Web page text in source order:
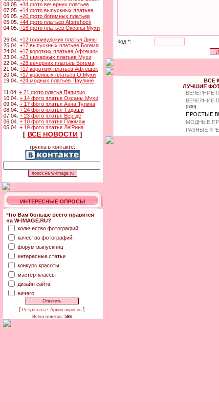
08.05. +34 фото вечерних платьев
07.05. +14 фото выпускных платьев
06.05. +20 фото богемных платьев
05.05. +44 фото платьев Aftershock
04.05. +16 фото платьев Оксаны Мухи
26.04. +12 голливудских платья Дины
25.04. +17 выпускных платьев Богема
24.04. +17 коротких платьев Афтешок
23.04. +23 шикарных платьев Мухи
22.04. +28 вечерних платьев Богема
21.04. +17 коротких платьев Афтешок
20.04. +17 красивых платьев О.Мухи
19.04. +24 модных платьев Паулине
11.04. + 21 фото платья Папилио
10.04. + 14 фото платья Оксаны Мухи
09.04. + 17 фото платья Анна Тулина
08.04. + 24 фото платья Тадаши
07.04. + 23 фото платья Вер-де
06.04. + 10 фото платья Плюмаж
05.04. + 19 фото платья Ле'Рина
[ ВСЕ НОВОСТИ ]
группа в контакте:
ИНТЕРЕСНЫЕ ОПРОСЫ
Что Вам больше всего нравится
на W-IMAGE.RU?
количество фотографий
качество фотографий
форум выпускниц
интересные статьи
конкурс красоты
мастер-классы
дизайн сайта
ничего
[ Результаты · Архив опросов ]
Всего ответов: 586
Код *:
ВСЕ
ЛУЧШИЕ
ВЕЧЕРНИЕ
ВЕЧЕРНИЕ
[500]
ПРОСТЫЕ
МОДНЫЕ
РАЗНЫЕ